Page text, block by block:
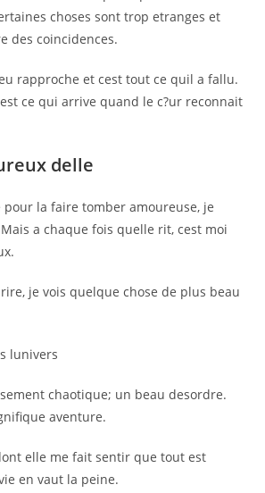
choses sont trop etranges et
des coincidences.
rapproche et cest tout ce quil a fallu.
ce qui arrive quand le c?ur reconnait
delle
la faire tomber amoureuse, je
a chaque fois quelle rit, cest moi
je vois quelque chose de plus beau
lunivers
chaotique; un beau desordre.
aventure.
elle me fait sentir que tout est
en vaut la peine.